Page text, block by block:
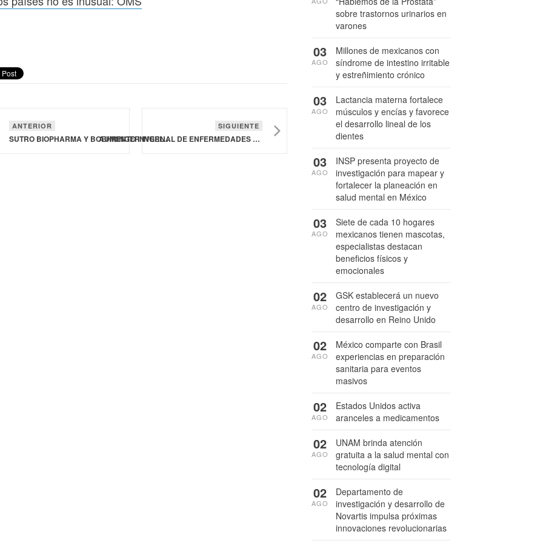
ANTERIOR
SUTRO BIOPHARMA Y BOEHRINGER INGELHEIM BIOXCELLENCE ANUNCIAN COLABORACIÓN PARA PRODUCIR CÉLULAS LIBRES A ESCALA COMERCIAL
SIGUIENTE
AUMENTO INVERNAL DE ENFERMEDADES RESPIRATORIAS EN CHINA Y OTROS PAÍSES NO ES INUSUAL: OMS
sobre trastornos urinarios en
varones
Millones de mexicanos con
síndrome de intestino irritable
y estreñimiento crónico
03
AGO
Lactancia materna fortalece
músculos y encías y favorece
el desarrollo lineal de los
dientes
03
AGO
INSP presenta proyecto de
investigación para mapear y
fortalecer la planeación en
salud mental en México
03
AGO
Siete de cada 10 hogares
mexicanos tienen mascotas,
especialistas destacan
beneficios físicos y
emocionales
03
AGO
GSK establecerá un nuevo
centro de investigación y
desarrollo en Reino Unido
02
AGO
México comparte con Brasil
experiencias en preparación
sanitaria para eventos
masivos
02
AGO
Estados Unidos activa
aranceles a medicamentos
02
AGO
UNAM brinda atención
gratuita a la salud mental con
tecnología digital
02
AGO
Departamento de
investigación y desarrollo de
Novartis impulsa próximas
innovaciones revolucionarias
02
AGO